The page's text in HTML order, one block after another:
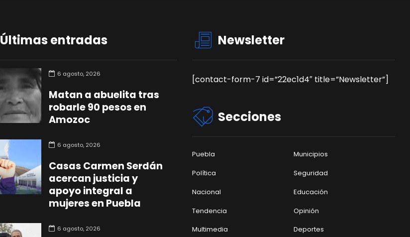
Últimas entradas
6 agosto, 2026
Matan a abuelita tras
robarle 90 pesos en
Amozoc
6 agosto, 2026
Casas Carmen Serdán
acercan justicia y
apoyo integral a
mujeres en Puebla
6 agosto, 2026
Newsletter
[contact-form-7 id=”22ec1d4″ title=”Newsletter”]
Secciones
Puebla
Municipios
Política
Seguridad
Nacional
Educación
Tendencia
Opinión
Multimedia
Deportes